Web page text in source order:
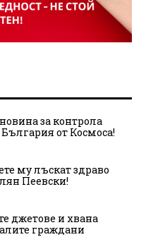
за контрола
от Космоса!
му лъскат здраво
Пеевски!
джетове и хвана
граждани